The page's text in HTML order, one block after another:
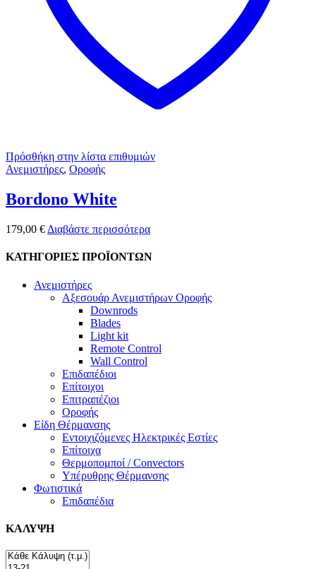
Πρόσθήκη στην λίστα επιθυμιών
Ανεμιστήρες, Οροφής
Bordono White
179,00 € Διαβάστε περισσότερα
ΚΑΤΗΓΟΡΙΕΣ ΠΡΟΪΟΝΤΩΝ
Ανεμιστήρες
Αξεσουάρ Ανεμιστήρων Οροφής
Downrods
Blades
Light kit
Remote Control
Wall Control
Επιδαπέδιοι
Επίτοιχοι
Επιτραπέζιοι
Οροφής
Είδη Θέρμανσης
Εντοιχιζόμενες Ηλεκτρικές Εστίες
Επίτοιχα
Θερμοπομποί / Convectors
Υπέρυθρης Θέρμανσης
Φωτιστικά
Επιδαπέδια
ΚΑΛΥΨΗ